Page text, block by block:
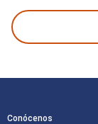
Conócenos